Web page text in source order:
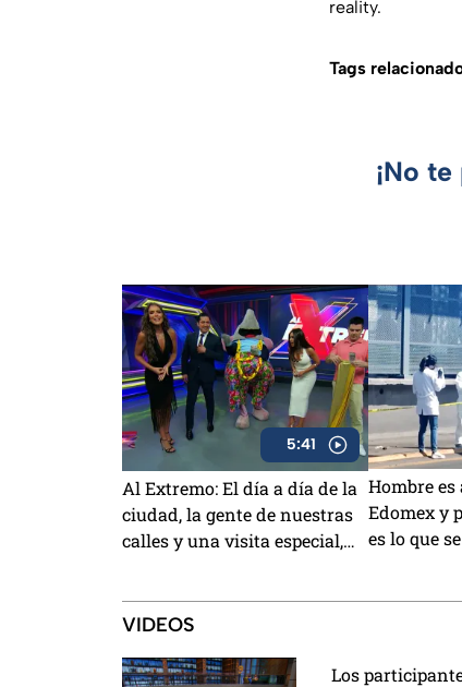
reality.
Tags
¡No
5:41
Al Extremo: El día a día de la
ciudad, la gente de nuestras
calles y una visita especial,
Hombre
Edomex y
es lo que
VIDEOS
Los